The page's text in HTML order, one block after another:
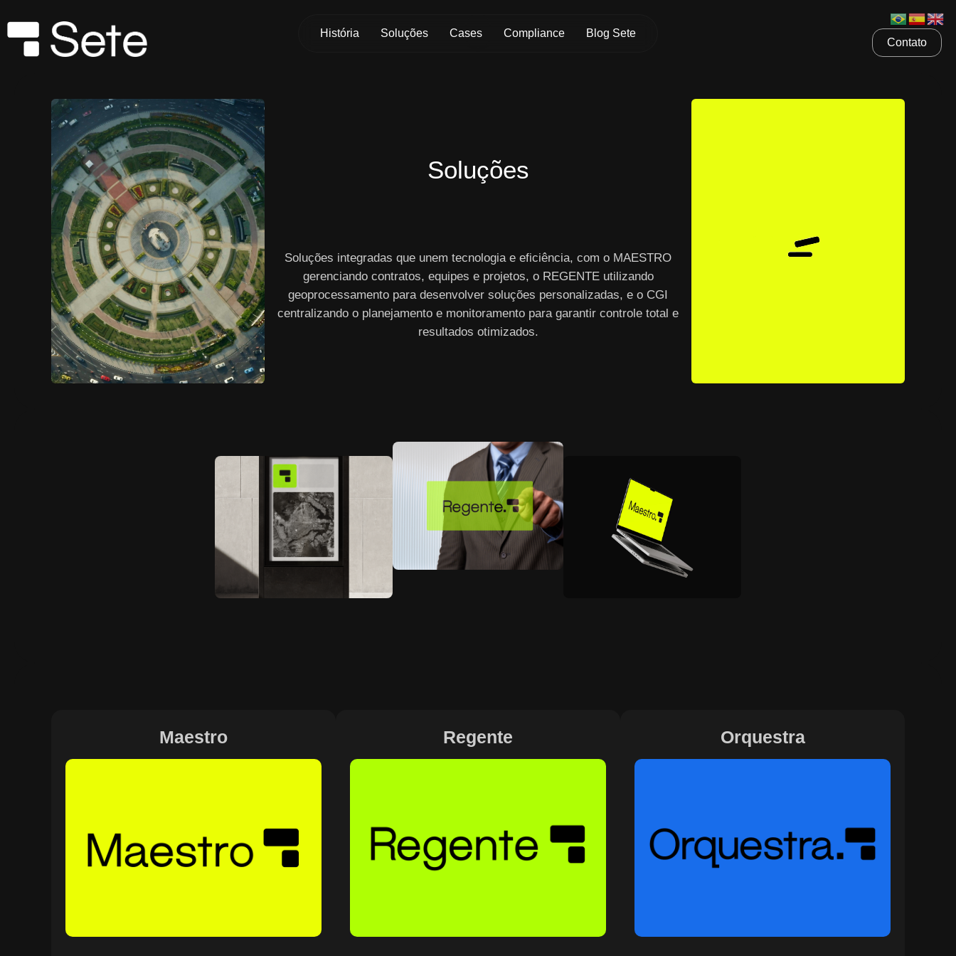
História Soluções Cases Compliance Blog Sete
Contato
Soluções
Soluções integradas que unem tecnologia e eficiência, com o MAESTRO
gerenciando contratos, equipes e projetos, o REGENTE utilizando
geoprocessamento para desenvolver soluções personalizadas, e o CGI
centralizando o planejamento e monitoramento para garantir controle total e
resultados otimizados.
Maestro Regente Orquestra